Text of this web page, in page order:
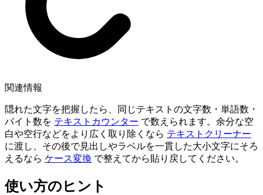
関連情報
隠れた文字を把握したら、同じテキストの文字数・単語数・
バイト数を テキストカウンター で数えられます。余分な空
白や空行などをより広く取り除くなら テキストクリーナー
に渡し、その後で見出しやラベルを一貫した大小文字にそろ
えるなら ケース変換 で整えてから貼り戻してください。
使い方のヒント